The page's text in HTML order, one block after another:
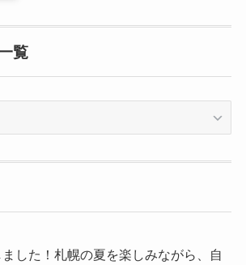
覧
した！札幌の夏を楽しみながら、自